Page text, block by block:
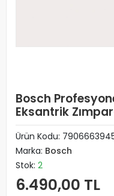
Bosch
Eksantrik
Ürün Kodu:
Marka: Bosch
Stok: 2
6.490,00 TL